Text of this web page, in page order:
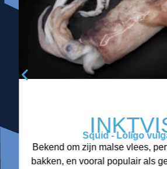
Squid - Loligo
Bekend om zijn malse vlees,
bakken, en vooral populair als